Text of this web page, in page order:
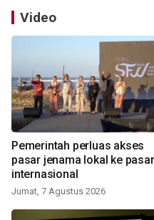
Video
Pemerintah perluas akses
pasar jenama lokal ke pasar
internasional
Jumat, 7 Agustus 2026